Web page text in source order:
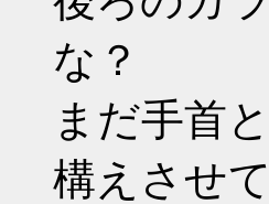
な？
まだ手首
構えさせ